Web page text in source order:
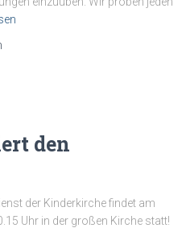
den
der Kinderkirche findet am
Uhr in der großen Kirche statt!